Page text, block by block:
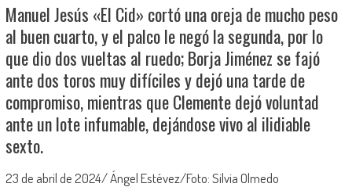
Manuel Jesús «El Cid» cortó una oreja de mucho peso
al buen cuarto, y el palco le negó la segunda, por lo
que dio dos vueltas al ruedo; Borja Jiménez se fajó
ante dos toros muy difíciles y dejó una tarde de
compromiso, mientras que Clemente dejó voluntad
ante un lote infumable, dejándose vivo al ilidiable
sexto.
23 de abril de 2024/ Ángel Estévez/Foto: Silvia Olmedo